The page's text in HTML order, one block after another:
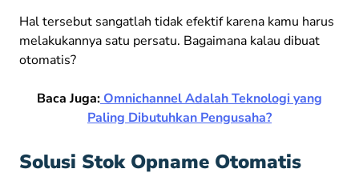
Hal tersebut sangatlah tidak efektif karena kamu harus
melakukannya satu persatu. Bagaimana kalau dibuat
otomatis?
Baca Juga: Omnichannel Adalah Teknologi yang
Paling Dibutuhkan Pengusaha?
Solusi Stok Opname Otomatis